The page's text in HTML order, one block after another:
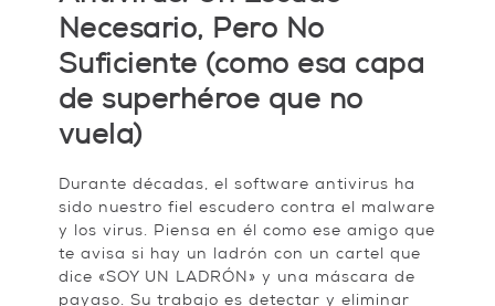
Necesario, Pero No
Suficiente (como esa capa
de superhéroe que no
vuela)
Durante décadas, el software antivirus ha
sido nuestro fiel escudero contra el malware
y los virus. Piensa en él como ese amigo que
te avisa si hay un ladrón con un cartel que
dice «SOY UN LADRÓN» y una máscara de
payaso. Su trabajo es detectar y eliminar